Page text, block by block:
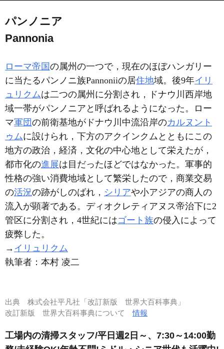
パンノニア
Pannonia
ローマ帝国の属州の一つで，現在のほぼハンガリー
に当たるパンノニ族Pannoniiの居住地域。後9年イリ
ュリクムは二つの属州に分割され，ドナウ川西岸地
域一帯がパンノニアと呼ばれるようになった。ロー
マ軍団の前衛基地がドナウ川中流沿岸のカルヌント
ゥムに設けられ，下方のアクインクムとともにこの
地方の政治，経済，文化の中心地として栄えたが，
都市化の進展は目だったほどではなかった。軍事的
性格の強い消費地域として繁栄したので，商業交易
の活況の跡がしのばれ， シリアや小アジアの商人の
流入が顕著である。ディオクレティアヌス帝治下に2
管区に分割され，4世紀にはゴート族の侵入によって
疲弊した。
→ イリュリクム
執筆者： 本村 凌二
出典 株式会社平凡社「改訂新版 世界大百科事典」
改訂新版 世界大百科事典について情報
工場内の清掃スタッフ/平日週2日～、7:30～14:00勤